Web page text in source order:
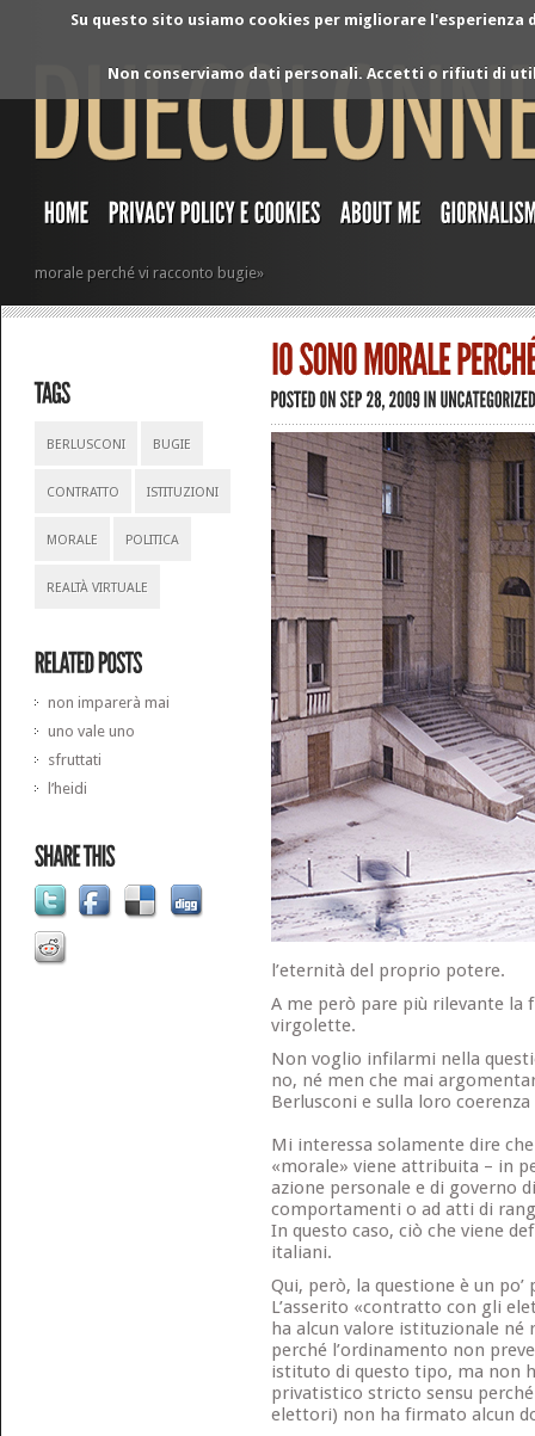
Su questo sito usiamo cookies per migliorare
Non conserviamo dati personali. Accetti o rifiuti di
morale perché vi racconto bugie»
BERLUSCONI BUGIE
CONTRATTO ISTITUZIONI
MORALE POLITICA
REALTÀ VIRTUALE
non imparerà mai
uno vale uno
sfruttati
l’heidi
l’eternità del proprio potere.
A me però pare più rilevante la
virgolette.
Non voglio infilarmi nella
no, né men che mai
Berlusconi e sulla loro
Mi interessa solamente dire
«morale» viene attribuita – in
azione personale e di governo
comportamenti o ad atti di
In questo caso, ciò che viene
italiani.
Qui, però, la questione è un po’
L’asserito «contratto con gli
ha alcun valore istituzionale
perché l’ordinamento non
istituto di questo tipo, ma non
privatistico stricto sensu
elettori) non ha firmato alcun